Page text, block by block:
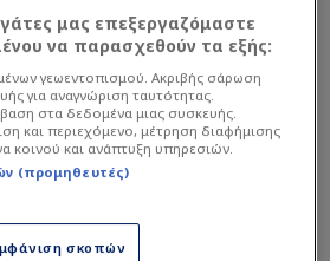
μας επεξεργαζόμαστε
να παρασχεθούν τα εξής:
γεωεντοπισμού. Ακριβής σάρωση
για αναγνώριση ταυτότητας.
στα δεδομένα μιας συσκευής.
και περιεχόμενο, μέτρηση διαφήμισης
κοινού και ανάπτυξη υπηρεσιών.
(προμηθευτές)
σκοπών